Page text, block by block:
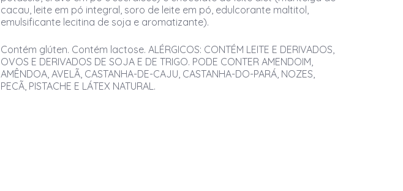
cacau, leite em pó integral, soro de leite em pó, edulcorante maltitol,
emulsificante lecitina de soja e aromatizante).
Contém glúten. Contém lactose. ALÉRGICOS: CONTÉM LEITE E DERIVADOS,
OVOS E DERIVADOS DE SOJA E DE TRIGO. PODE CONTER AMENDOIM,
AMÊNDOA, AVELÃ, CASTANHA-DE-CAJU, CASTANHA-DO-PARÁ, NOZES,
PECÃ, PISTACHE E LÁTEX NATURAL.